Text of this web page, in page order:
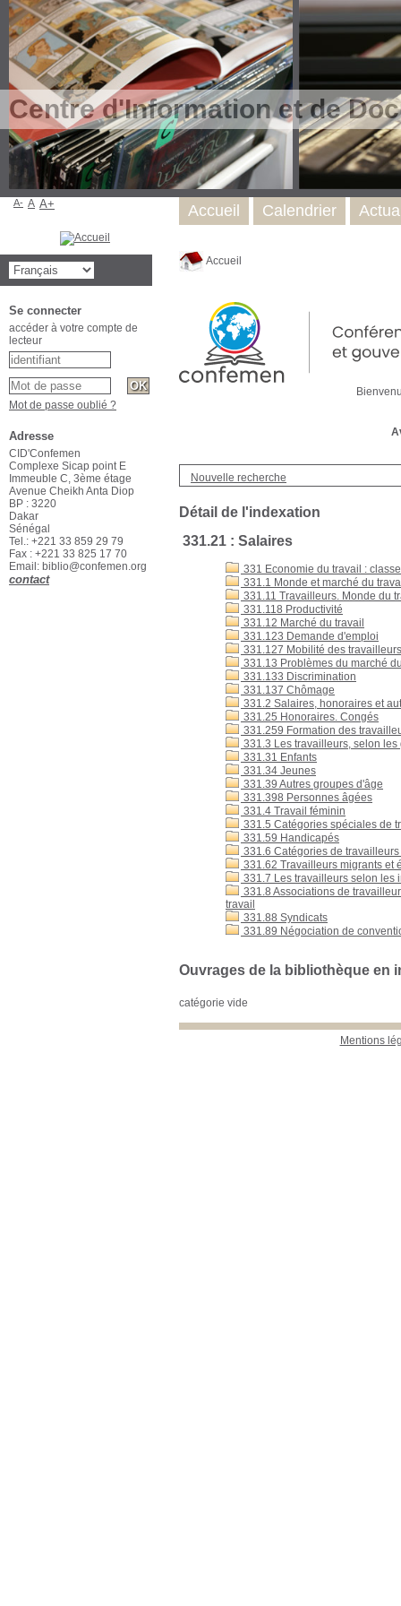
Centre d'Information et de
Accueil
Nouvelle recherche
Détail de l'indexation
331.21 : Salaires
331 Economie du travail :
331.1 Monde et marché du
331.11 Travailleurs. Monde du
331.118 Productivité
331.12 Marché du travail
331.123 Demande d'emploi
331.127 Mobilité des travailleurs
331.13 Problèmes du marché
331.133 Discrimination
331.137 Chômage
331.2 Salaires, honoraires et
331.25 Honoraires. Congés
331.259 Formation des
331.3 Les travailleurs, selon les
331.31 Enfants
331.34 Jeunes
331.39 Autres groupes d'âge
331.398 Personnes âgées
331.4 Travail féminin
331.5 Catégories spéciales de
331.59 Handicapés
331.6 Catégories de
331.62 Travailleurs migrants et
331.7 Les travailleurs selon les
331.8 Associations de
travail
331.88 Syndicats
331.89 Négociation de
Ouvrages de la bibliothèque en
catégorie vide
Mentions
Accueil Calendrier
A- A A+
Se connecter
accéder à votre compte de
lecteur
Mot de passe oublié ?
Adresse
CID'Confemen
Complexe Sicap point E
Immeuble C, 3ème étage
Avenue Cheikh Anta Diop
BP : 3220
Dakar
Sénégal
Tel.: +221 33 859 29 79
Fax : +221 33 825 17 70
Email: biblio@confemen.org
contact